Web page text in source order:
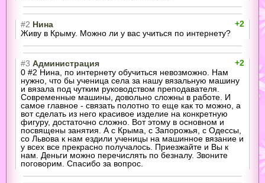
+2
#2 Нина
Живу в Крыму. Можно ли у вас учиться по интернету?
+2
#3 Администрация
0 #2 Нина, по интернету обучиться невозможно. Нам
нужно, что бы ученица села за нашу вязальную машину
и вязала под чутким руководством преподавателя.
Современные машины, довольно сложны в работе. И
самое главное - связать полотно то еще как то можно, а
вот сделать из него красивое изделие на конкретную
фигуру, достаточно сложно. Вот этому в основном и
посвящены занятия. А с Крыма, с Запорожья, с Одессы,
со Львова к нам ездили ученицы на машинное вязание и
у всех все прекрасно получалось. Приезжайте и Вы к
нам. Деньги можно перечислять по безналу. Звоните
поговорим. Спасибо за вопрос.